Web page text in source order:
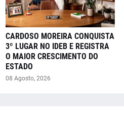
CARDOSO MOREIRA CONQUISTA
3º LUGAR NO IDEB E REGISTRA
O MAIOR CRESCIMENTO DO
ESTADO
08 Agosto, 2026